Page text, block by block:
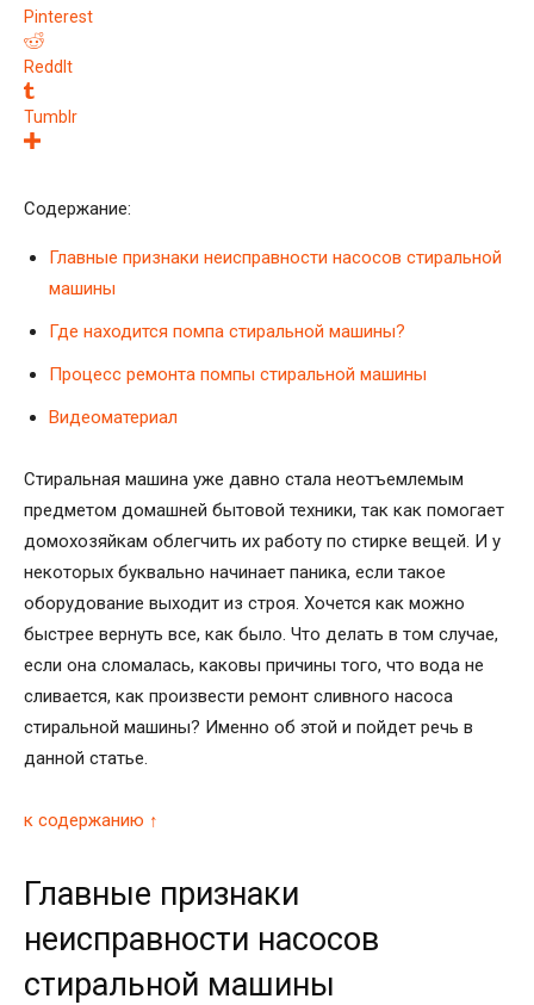
Pinterest
ReddIt
Tumblr
Содержание:
Главные признаки неисправности насосов стиральной
машины
Где находится помпа стиральной машины?
Процесс ремонта помпы стиральной машины
Видеоматериал
Стиральная машина уже давно стала неотъемлемым
предметом домашней бытовой техники, так как помогает
домохозяйкам облегчить их работу по стирке вещей. И у
некоторых буквально начинает паника, если такое
оборудование выходит из строя. Хочется как можно
быстрее вернуть все, как было. Что делать в том случае,
если она сломалась, каковы причины того, что вода не
сливается, как произвести ремонт сливного насоса
стиральной машины? Именно об этой и пойдет речь в
данной статье.
к содержанию ↑
Главные признаки
неисправности насосов
стиральной машины